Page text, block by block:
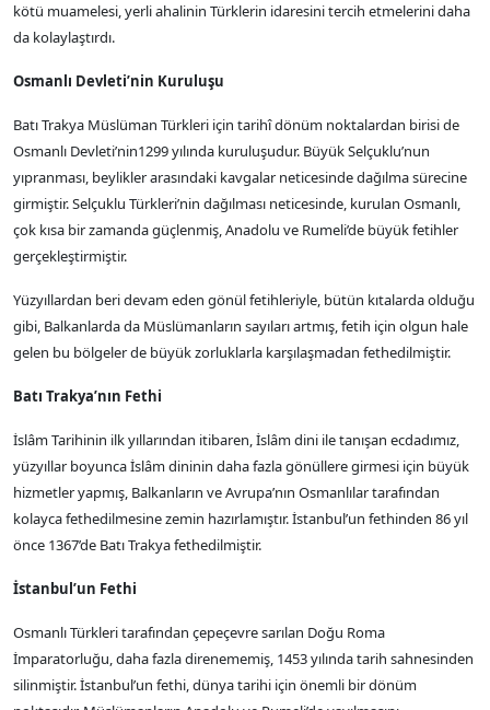
kötü muamelesi, yerli ahalinin Türklerin idaresini tercih etmelerini daha
da kolaylaştırdı.
Osmanlı Devleti’nin Kuruluşu
Batı Trakya Müslüman Türkleri için tarihî dönüm noktalardan birisi de
Osmanlı Devleti’nin1299 yılında kuruluşudur. Büyük Selçuklu’nun
yıpranması, beylikler arasındaki kavgalar neticesinde dağılma sürecine
girmiştir. Selçuklu Türkleri’nin dağılması neticesinde, kurulan Osmanlı,
çok kısa bir zamanda güçlenmiş, Anadolu ve Rumeli’de büyük fetihler
gerçekleştirmiştir.
Yüzyıllardan beri devam eden gönül fetihleriyle, bütün kıtalarda olduğu
gibi, Balkanlarda da Müslümanların sayıları artmış, fetih için olgun hale
gelen bu bölgeler de büyük zorluklarla karşılaşmadan fethedilmiştir.
Batı Trakya’nın Fethi
İslâm Tarihinin ilk yıllarından itibaren, İslâm dini ile tanışan ecdadımız,
yüzyıllar boyunca İslâm dininin daha fazla gönüllere girmesi için büyük
hizmetler yapmış, Balkanların ve Avrupa’nın Osmanlılar tarafından
kolayca fethedilmesine zemin hazırlamıştır. İstanbul’un fethinden 86 yıl
önce 1367’de Batı Trakya fethedilmiştir.
İstanbul’un Fethi
Osmanlı Türkleri tarafından çepeçevre sarılan Doğu Roma
İmparatorluğu, daha fazla direnememiş, 1453 yılında tarih sahnesinden
silinmiştir. İstanbul’un fethi, dünya tarihi için önemli bir dönüm